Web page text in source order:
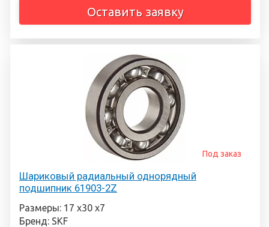
Оставить заявку
Шариковый радиальный однорядный
подшипник 61903-2Z
Под заказ
Размеры: 17 х30 х7
Бренд: SKF